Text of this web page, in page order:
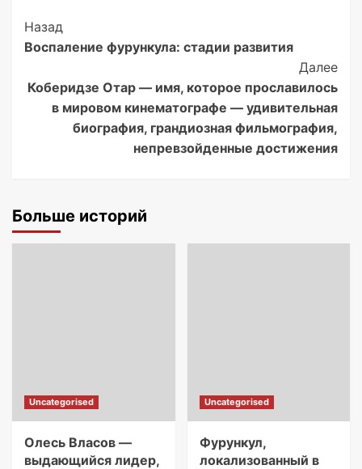
Post
Navigation
Назад
Воспаление фурункула: стадии развития
Далее
Коберидзе Отар — имя, которое прославилось
в мировом кинематографе — удивительная
биография, грандиозная фильмография,
непревзойденные достижения
Больше историй
Uncategorised
Олесь Власов —
выдающийся лидер,
Uncategorised
Фурункул,
локализованный в